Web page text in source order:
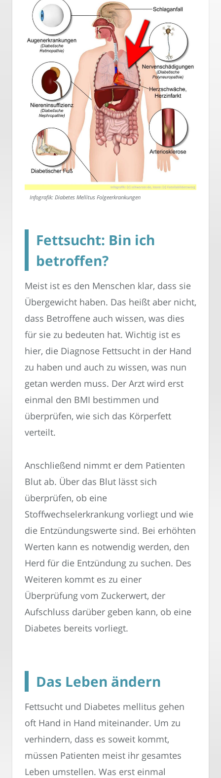
Infografik: Diabetes Mellitus Folgeerkrankungen
Fettsucht: Bin ich
betroffen?
Meist ist es den Menschen klar, dass sie
Übergewicht haben. Das heißt aber nicht,
dass Betroffene auch wissen, was dies
für sie zu bedeuten hat. Wichtig ist es
hier, die Diagnose Fettsucht in der Hand
zu haben und auch zu wissen, was nun
getan werden muss. Der Arzt wird erst
einmal den BMI bestimmen und
überprüfen, wie sich das Körperfett
verteilt.
Anschließend nimmt er dem Patienten
Blut ab. Über das Blut lässt sich
überprüfen, ob eine
Stoffwechselerkrankung vorliegt und wie
die Entzündungswerte sind. Bei erhöhten
Werten kann es notwendig werden, den
Herd für die Entzündung zu suchen. Des
Weiteren kommt es zu einer
Überprüfung vom Zuckerwert, der
Aufschluss darüber geben kann, ob eine
Diabetes bereits vorliegt.
Das Leben ändern
Fettsucht und Diabetes mellitus gehen
oft Hand in Hand miteinander. Um zu
verhindern, dass es soweit kommt,
müssen Patienten meist ihr gesamtes
Leben umstellen. Was erst einmal